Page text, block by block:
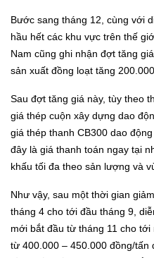
Bước sang tháng 12, cùng với
hầu hết các khu vực trên thế
Nam cũng ghi nhận đợt tăng
sản xuất đồng loạt tăng
Sau đợt tăng giá này, tùy theo
giá thép cuộn xây dựng dao
giá thép thanh CB300 dao
đây là giá thanh toán ngay tại
khấu tối đa theo sản lượng và
Như vậy, sau một thời gian
tháng 4 cho tới đầu tháng 9,
mới bắt đầu từ tháng 11 cho
từ 400.000 – 450.000 đồng/tấn